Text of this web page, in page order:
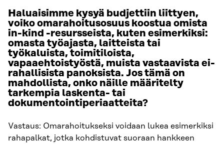
Haluaisimme kysyä budjettiin liittyen,
voiko omarahoitusosuus koostua omista
in-kind -resursseista, kuten esimerkiksi:
omasta työajasta, laitteista tai
työkaluista, toimitiloista,
vapaaehtoistyöstä, muista vastaavista ei-
rahallisista panoksista. Jos tämä on
mahdollista, onko näille määritelty
tarkempia laskenta- tai
dokumentointiperiaatteita?
Vastaus: Omarahoitukseksi voidaan lukea esimerkiksi
rahapalkat, jotka kohdistuvat suoraan hankkeen